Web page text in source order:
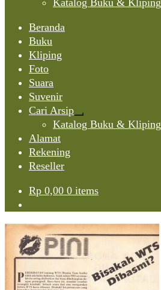
Katalog Buku & Kliping
Beranda
Buku
Kliping
Foto
Suara
Suvenir
Cari Arsip
Expand
child
Katalog Buku & Kliping
Alamat
Rekening
Reseller
Rp 0,00 0 items